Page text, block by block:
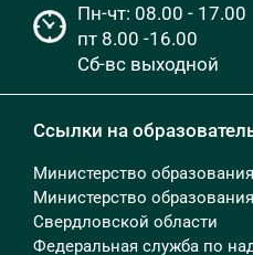
Пн-чт: 08.00 - 17.00
пт 8.00 -16.00
Сб-вс выходной
Ссылки на
Министерство
Министерство
Свердловской области
Федеральная служба по